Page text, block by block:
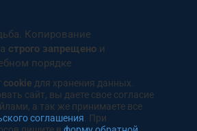
Копирование
строго запрещено и
порядке
cookie для хранения данных.
сайт, вы даете свое согласие
а так же принимаете все
соглашения. При